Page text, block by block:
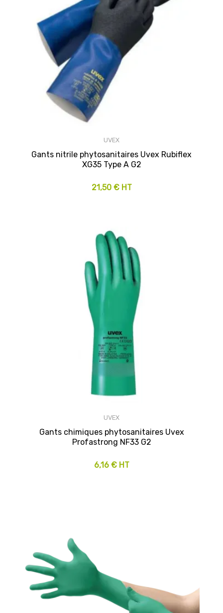
UVEX
Gants nitrile phytosanitaires Uvex Rubiflex
XG35 Type A G2
21,50 € HT
UVEX
Gants chimiques phytosanitaires Uvex
Profastrong NF33 G2
6,16 € HT